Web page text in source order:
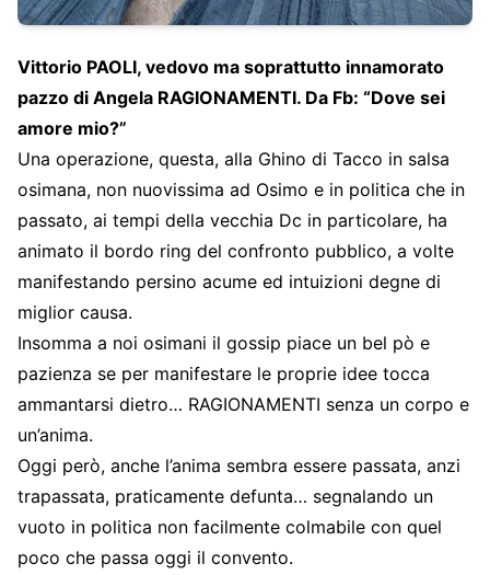
Vittorio PAOLI, vedovo ma soprattutto innamorato
pazzo di Angela RAGIONAMENTI. Da Fb: “Dove sei
amore mio?”
Una operazione, questa, alla Ghino di Tacco in salsa
osimana, non nuovissima ad Osimo e in politica che in
passato, ai tempi della vecchia Dc in particolare, ha
animato il bordo ring del confronto pubblico, a volte
manifestando persino acume ed intuizioni degne di
miglior causa.
Insomma a noi osimani il gossip piace un bel pò e
pazienza se per manifestare le proprie idee tocca
ammantarsi dietro… RAGIONAMENTI senza un corpo e
un’anima.
Oggi però, anche l’anima sembra essere passata, anzi
trapassata, praticamente defunta… segnalando un
vuoto in politica non facilmente colmabile con quel
poco che passa oggi il convento.